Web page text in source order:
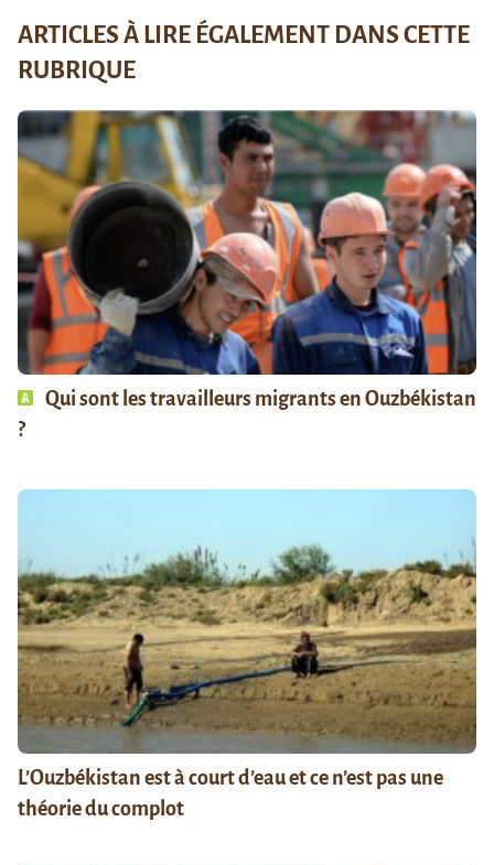
ARTICLES À LIRE ÉGALEMENT DANS CETTE
RUBRIQUE
Qui sont les travailleurs migrants en Ouzbékistan
?
L’Ouzbékistan est à court d’eau et ce n’est pas une
théorie du complot